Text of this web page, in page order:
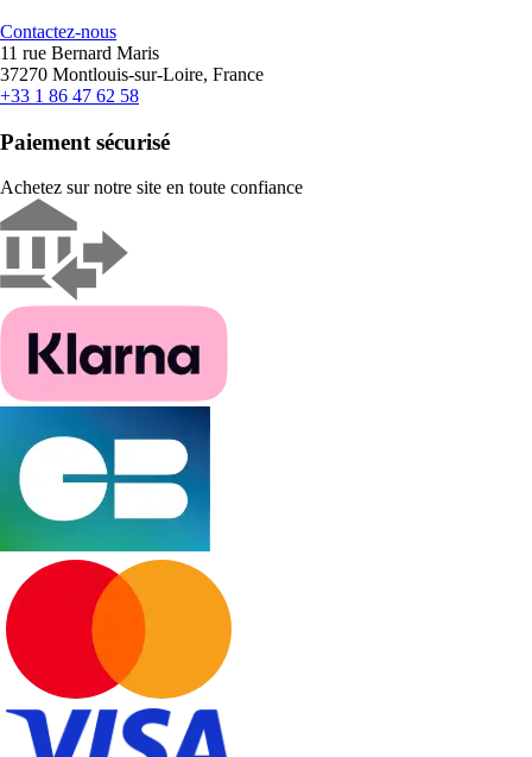
Contactez-nous
11 rue Bernard Maris
37270 Montlouis-sur-Loire, France
+33 1 86 47 62 58
Paiement sécurisé
Achetez sur notre site en toute confiance